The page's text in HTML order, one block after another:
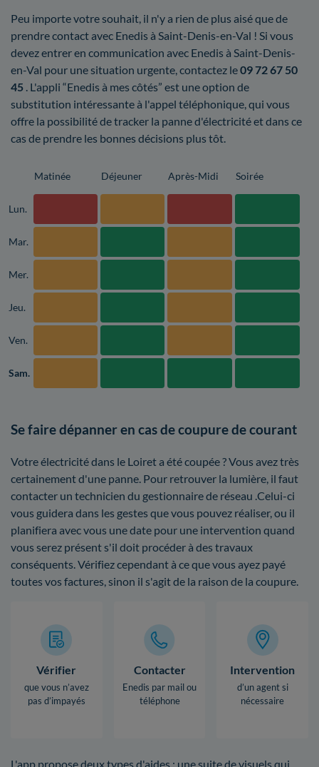
Peu importe votre souhait, il n'y a rien de plus aisé que de
prendre contact avec Enedis à Saint-Denis-en-Val ! Si vous
devez entrer en communication avec Enedis à Saint-Denis-
en-Val pour une situation urgente, contactez le09 72 67 50
45 . L'appli “Enedis à mes côtés” est une option de
substitution intéressante à l'appel téléphonique, qui vous
offre la possibilité de tracker la panne d'électricité et dans ce
cas de prendre les bonnes décisions plus tôt.
Matinée Déjeuner Après-Midi Soirée
Lun.
Mar.
Mer.
Jeu.
Ven.
Sam.
Se faire dépanner en cas de coupure de courant
Votre électricité dans le Loiret a été coupée ? Vous avez très
certainement d'une panne. Pour retrouver la lumière, il faut
contacter un technicien du gestionnaire de réseau .Celui-ci
vous guidera dans les gestes que vous pouvez réaliser, ou il
planifiera avec vous une date pour une intervention quand
vous serez présent s'il doit procéder à des travaux
conséquents. Vérifiez cependant à ce que vous ayez payé
toutes vos factures, sinon il s'agit de la raison de la coupure.
Vérifier
que vous n’avez
pas d’impayés
Contacter
Enedis par mail ou
téléphone
Intervention
d’un agent si
nécessaire
L'app propose deux types d'aides : une suite de visuels qui